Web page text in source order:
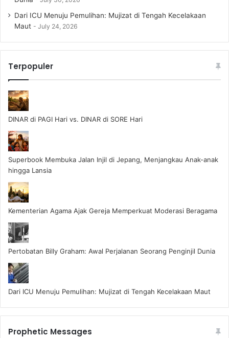
Dari ICU Menuju Pemulihan: Mujizat di Tengah Kecelakaan
Maut
July 24, 2026
Terpopuler
DINAR di PAGI Hari vs. DINAR di SORE Hari
Superbook Membuka Jalan Injil di Jepang, Menjangkau Anak-anak
hingga Lansia
Kementerian Agama Ajak Gereja Memperkuat Moderasi Beragama
Pertobatan Billy Graham: Awal Perjalanan Seorang Penginjil Dunia
Dari ICU Menuju Pemulihan: Mujizat di Tengah Kecelakaan Maut
Prophetic Messages